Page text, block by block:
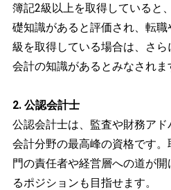
簿記2級以上を取得していると
礎知識があると評価され、転
級を取得している場合は、さ
会計の知識があるとみなされま
2. 公認会計士
公認会計士は、監査や財務アド
会計分野の最高峰の資格です
門の責任者や経営層への道が開
るポジションも目指せます。